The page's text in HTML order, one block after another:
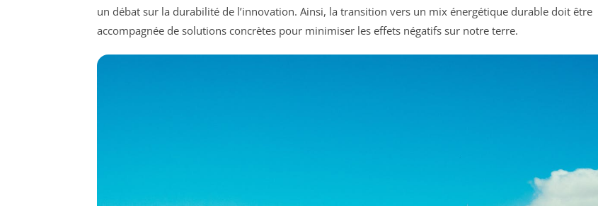
un débat sur la durabilité de l’innovation. Ainsi, la transition vers un mix énergétique durable doit être
accompagnée de solutions concrètes pour minimiser les effets négatifs sur notre terre.